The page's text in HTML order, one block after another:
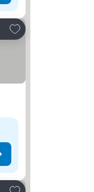
เพิ่มในรายการโปรด
เพิ่มในรายการโปรด